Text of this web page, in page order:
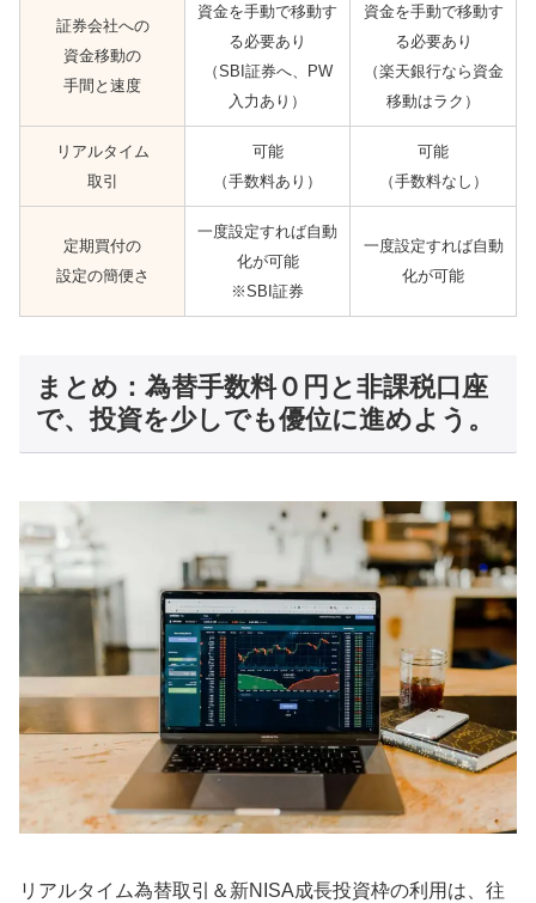
証券会社への
資金移動の
手間と速度
資金を手動で移動す
る必要あり
（SBI証券へ、PW
入力あり）
資金を手動で移動す
る必要あり
（楽天銀行なら資金
移動はラク）
リアルタイム
取引
可能
（手数料あり）
可能
（手数料なし）
定期買付の
設定の簡便さ
一度設定すれば自動
化が可能
※SBI証券
一度設定すれば自動
化が可能
まとめ：為替手数料０円と非課税口座
で、投資を少しでも優位に進めよう。
リアルタイム為替取引＆新NISA成長投資枠の利用は、往